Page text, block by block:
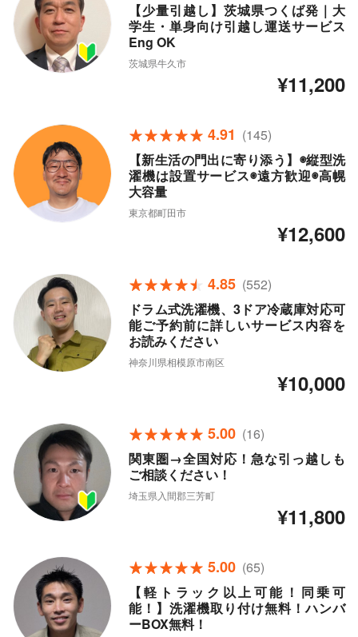
【少量引越し】茨城県つくば発｜大
学生・単身向け引越し運送サービス
Eng OK
茨城県牛久市
¥11,200
4.91 (145)
【新生活の門出に寄り添う】◉縦型洗
濯機は設置サービス◉遠方歓迎◉高幌
大容量
東京都町田市
¥12,600
4.85 (552)
ドラム式洗濯機、3ドア冷蔵庫対応可
能ご予約前に詳しいサービス内容を
お読みください
神奈川県相模原市南区
¥10,000
5.00 (16)
関東圏→全国対応！急な引っ越しも
ご相談ください！
埼玉県入間郡三芳町
¥11,800
5.00 (65)
【軽トラック以上可能！同乗可
能！】洗濯機取り付け無料！ハンバ
ーBOX無料！